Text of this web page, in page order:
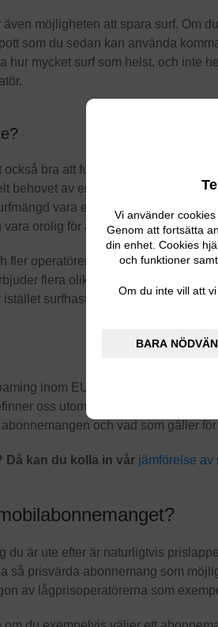
Vi använder
Genom att fortsätta
din enhet. Cookies
och funktioner
Om du inte vill att
BARA
möjligheten att spara surf. Om
som du sedan kan använda
hur mycket surf som helst, och inte
bra att fundera på hur ofta du
behovet av en stor datamängd
vara ett bra val. Vissa
orolig för att surfmängden ska ta
fler operatörer att prissätta sina
flera olika mobilabonnemang
surfhastigheten.
inom EU. Detta innebar att vi
oss utomlands inom EU. Dock
och vad som gäller
Då kan du kolla in vår jämförelse av
du är ute efter är naturligtvis
så prisvärda abonnemang som
av lågprisoperatörerna som